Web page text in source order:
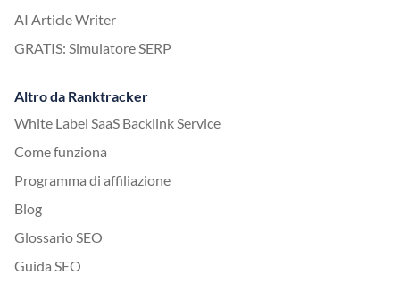
AI Article Writer
GRATIS: Simulatore SERP
Altro da Ranktracker
White Label SaaS Backlink Service
Come funziona
Programma di affiliazione
Blog
Glossario SEO
Guida SEO